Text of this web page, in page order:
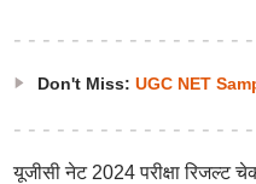
Don't Miss: UGC NET
यूजीसी नेट 2024 परीक्षा रिजल्ट